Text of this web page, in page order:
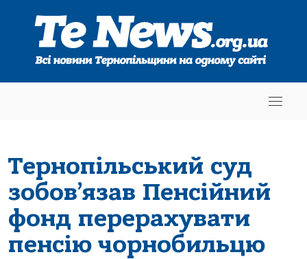
Тернопільський суд
зобов’язав Пенсійний
фонд перерахувати
пенсію чорнобильцю